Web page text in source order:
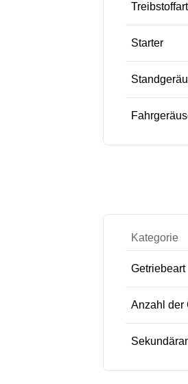
Treibstoffart
Starter
Kategorie
Getriebeart
Anzahl der